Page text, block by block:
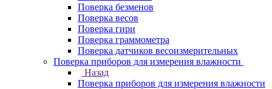
Поверка безменов
Поверка весов
Поверка гири
Поверка граммометра
Поверка датчиков весоизмерительных
Поверка приборов для измерения влажности
Назад
Поверка приборов для измерения влажности